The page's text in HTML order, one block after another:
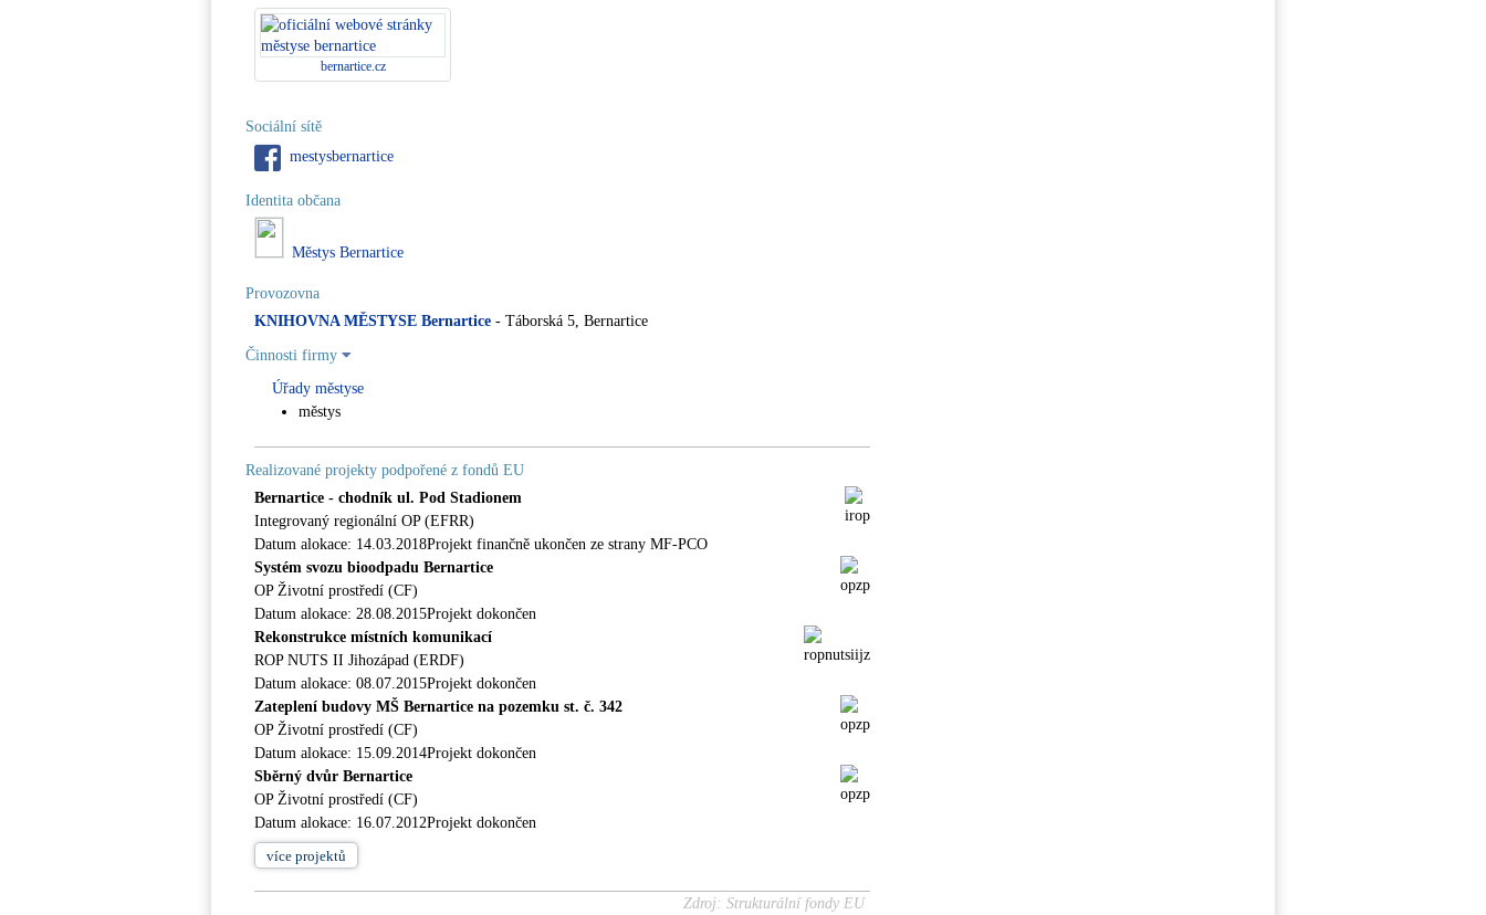
bernartice.cz
Sociální sítě
mestysbernartice
Identita občana
Městys Bernartice
Provozovna
KNIHOVNA MĚSTYSE Bernartice - Táborská 5, Bernartice
Činnosti firmy
Úřady městyse
městys
Realizované projekty podpořené z fondů EU
Bernartice - chodník ul. Pod Stadionem
Integrovaný regionální OP (EFRR)
Datum alokace: 14.03.2018Projekt finančně ukončen ze strany MF-PCO
Systém svozu bioodpadu Bernartice
OP Životní prostředí (CF)
Datum alokace: 28.08.2015Projekt dokončen
Rekonstrukce místních komunikací
ROP NUTS II Jihozápad (ERDF)
Datum alokace: 08.07.2015Projekt dokončen
Zateplení budovy MŠ Bernartice na pozemku st. č. 342
OP Životní prostředí (CF)
Datum alokace: 15.09.2014Projekt dokončen
Sběrný dvůr Bernartice
OP Životní prostředí (CF)
Datum alokace: 16.07.2012Projekt dokončen
více projektů
Zdroj: Strukturální fondy EU